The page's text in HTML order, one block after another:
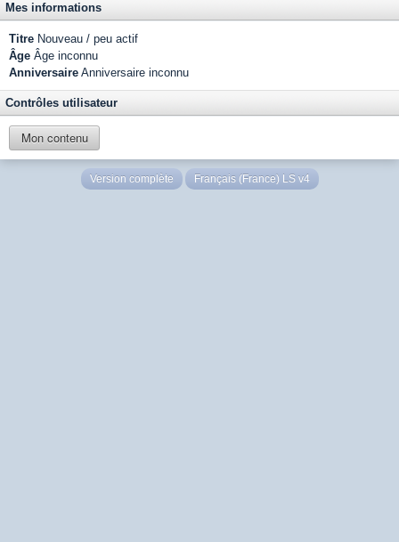
Mes informations
Titre Nouveau / peu actif
Âge Âge inconnu
Anniversaire Anniversaire inconnu
Contrôles utilisateur
Mon contenu
Version complète Français (France) LS v4